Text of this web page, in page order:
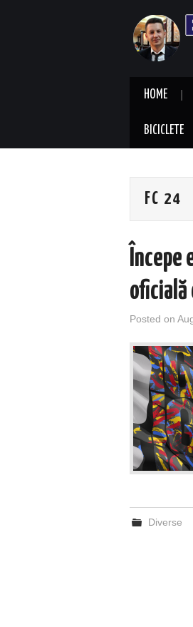
HOME
BICICLETE
FC 24
Începe
oficială
Posted on
Diverse